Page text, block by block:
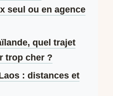
seul ou en agence
quel trajet
trop cher ?
: distances et